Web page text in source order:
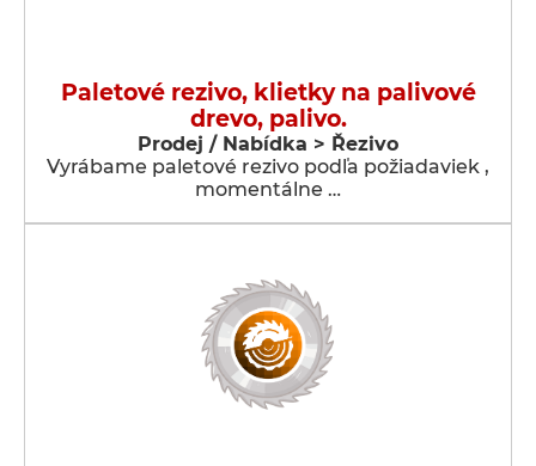
Paletové rezivo, klietky na palivové
drevo, palivo.
Prodej / Nabídka > Řezivo
Vyrábame paletové rezivo podľa požiadaviek ,
momentálne …